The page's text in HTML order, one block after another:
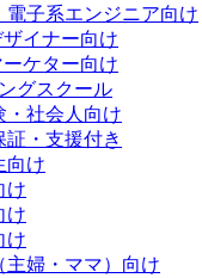
電子系エンジニア向け
ザイナー向け
ーケター向け
グスクール
・社会人向け
証・支援付き
向け
け
け
け
主婦・ママ）向け